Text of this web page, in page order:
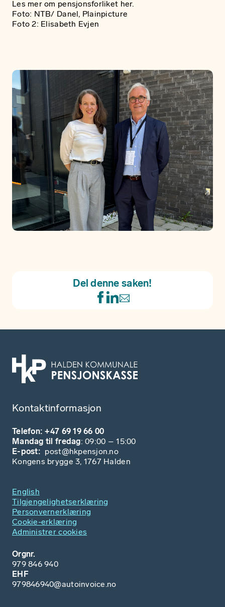
Les mer om pensjonsforliket her.
Foto: NTB/ Danel, Plainpicture
Foto 2: Elisabeth Evjen
Del denne saken!
Kontaktinformasjon
Telefon: +47 69 19 66 00
Mandag til fredag: 09:00 – 15:00
E-post: post@hkpensjon.no
Kongens brygge 3, 1767 Halden
English
Tilgjengelighetserklæring
Personvernerklæring
Cookie-erklæring
Administrer cookies
Orgnr.
979 846 940
EHF
979846940@autoinvoice.no